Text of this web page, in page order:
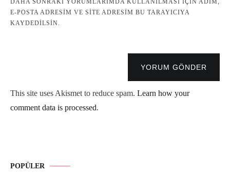
DAHA SONRAKI YORUMLARIMDA KULLANILMASI IÇIN ADIM,
E-POSTA ADRESIM VE SITE ADRESIM BU TARAYICIYA
KAYDEDILSIN.
YORUM GÖNDER
This site uses Akismet to reduce spam. Learn how your
comment data is processed.
POPÜLER